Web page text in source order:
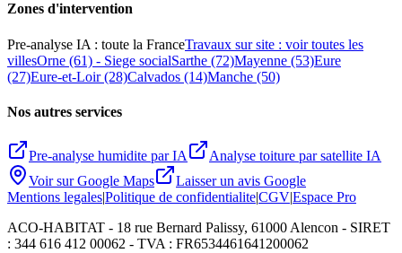
Zones d'intervention
Pre-analyse IA : toute la FranceTravaux sur site : voir toutes les
villesOrne (61) - Siege socialSarthe (72)Mayenne (53)Eure
(27)Eure-et-Loir (28)Calvados (14)Manche (50)
Nos autres services
Pre-analyse humidite par IA
Analyse toiture par satellite IA
Voir sur Google Maps
Laisser un avis Google
Mentions legales|Politique de confidentialite|CGV|Espace Pro
ACO-HABITAT - 18 rue Bernard Palissy, 61000 Alencon - SIRET
: 344 616 412 00062 - TVA : FR6534461641200062